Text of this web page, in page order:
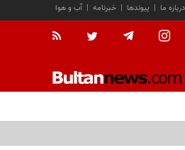
آب و هوا | خبرنامه | پیوندها | درباره ما